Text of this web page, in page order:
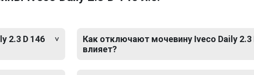
2.3 D 146
Как отключают мочевину Iveco Daily 2.3
влияет?